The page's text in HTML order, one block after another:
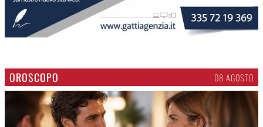
OROSCOPO 08 AGOSTO